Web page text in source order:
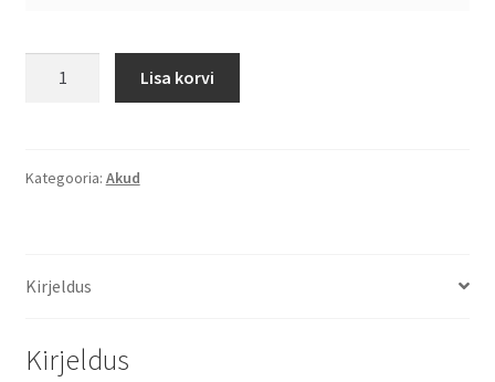
2200
14.4
Volt
Lisa korvi
Kategooria: Akud
Kirjeldus
Kirjeldus